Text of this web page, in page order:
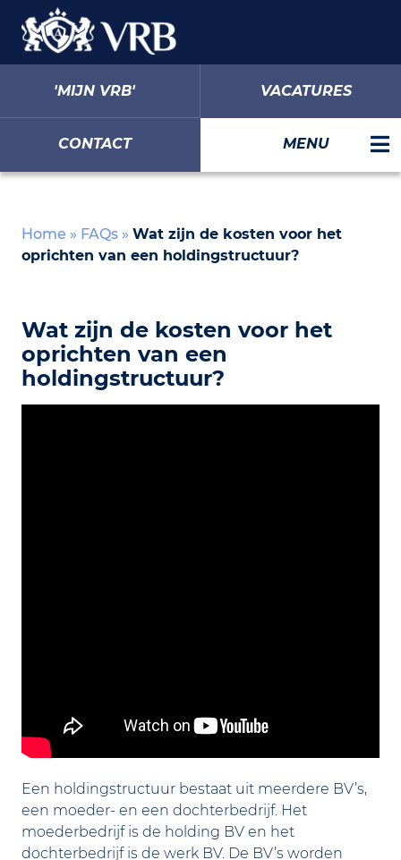
'MIJN VRB' VACATURES
CONTACT MENU
Home » FAQs » Wat zijn de kosten voor het
oprichten van een holdingstructuur?
Wat zijn de kosten voor het
oprichten van een
holdingstructuur?
Een holdingstructuur bestaat uit meerdere BV’s,
een moeder- en een dochterbedrijf. Het
moederbedrijf is de holding BV en het
dochterbedrijf is de werk BV. De BV’s worden